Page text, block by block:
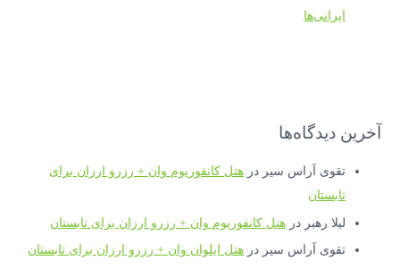
ایرانی‌ها
آخرین دیدگاه‌ها
تقوی آراس سیر درهتل کانفوریوم وان + رزرو ارزان برای
تابستان
لیلا رهبر درهتل کانفوریوم وان + رزرو ارزان برای تابستان
تقوی آراس سیر درهتل ایلوان وان + رزرو ارزان برای تابستان